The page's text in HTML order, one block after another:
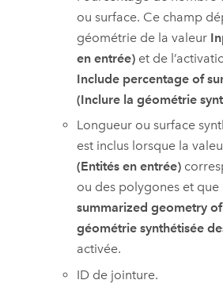
ou surface. Ce champ
géométrie de la valeur
en entrée) et de
Include percentage of
(Inclure la géométrie
Longueur ou surface
est inclus lorsque la
(Entités en entrée)
ou des polygones et que
summarized geometry
géométrie synthétisée
activée.
ID de jointure.